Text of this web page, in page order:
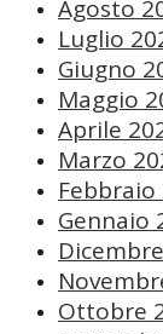
Agosto
Luglio
Giugno
Maggio
Aprile
Marzo
Febbraio
Gennaio
Ottobre